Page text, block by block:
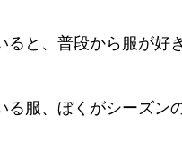
と、普段から服が好
服、ぼくがシーズン